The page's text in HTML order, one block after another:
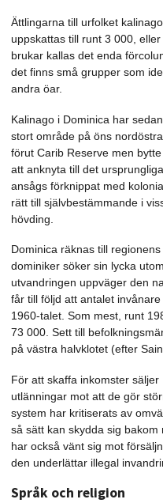
Ättlingarna till urfolket
uppskattas till runt 3 000,
brukar kallas det enda
det finns små grupper som
andra öar.
Kalinago i Dominica har
stort område på öns
förut Carib Reserve men
att anknyta till det
ansågs förknippat med
rätt till självbestämmande i
hövding.
Dominica räknas till
dominiker söker sin lycka
utvandringen uppväger den
får till följd att antalet
1960-talet. Som mest, runt
73 000. Sett till
på västra halvklotet (efter
För att skaffa inkomster
utlänningar mot att de gör
system har kritiserats av
så sätt kan skydda sig
har också vänt sig mot
den underlättar illegal
Språk och religion